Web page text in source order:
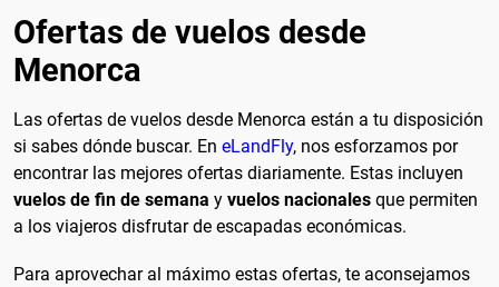
Ofertas de vuelos desde
Menorca
Las ofertas de vuelos desde Menorca están a tu disposición
si sabes dónde buscar. En eLandFly, nos esforzamos por
encontrar las mejores ofertas diariamente. Estas incluyen
vuelos de fin de semana y vuelos nacionales que permiten
a los viajeros disfrutar de escapadas económicas.
Para aprovechar al máximo estas ofertas, te aconsejamos